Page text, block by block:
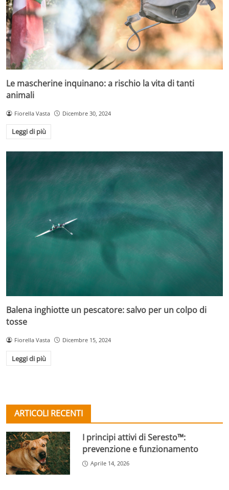
Le mascherine inquinano: a rischio la vita di tanti
animali
Fiorella Vasta Dicembre 30, 2024
Leggi di più
Balena inghiotte un pescatore: salvo per un colpo di
tosse
Fiorella Vasta Dicembre 15, 2024
Leggi di più
ARTICOLI RECENTI
I principi attivi di Seresto™:
prevenzione e funzionamento
Aprile 14, 2026